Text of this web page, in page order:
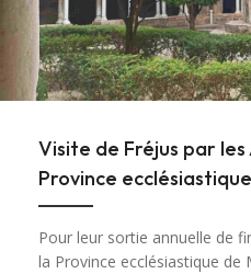
Visite de Fréjus par
Province
Pour leur sortie annuelle de
la Province ecclésiastique de